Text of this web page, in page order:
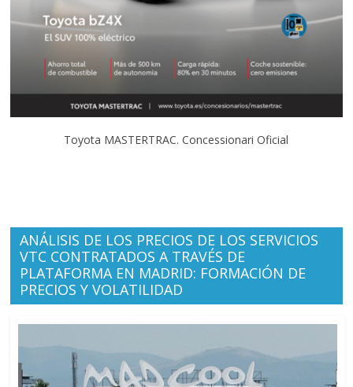
Toyota MASTERTRAC. Concessionari Oficial
ANÁLISIS DE LOS PRECIOS DE LOS SERVICIOS
VTC CONTRATADOS A TRAVÉS DE
PLATAFORMA EN MADRID: FORMACIÓN DE
PRECIOS Y VOLATILIDAD